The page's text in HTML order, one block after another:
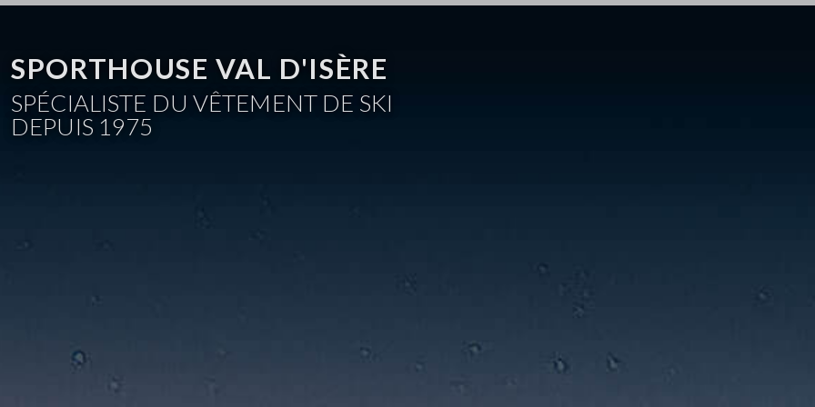
SPORTHOUSE VAL D'ISÈRE
SPÉCIALISTE DU VÊTEMENT DE SKI
DEPUIS 1975